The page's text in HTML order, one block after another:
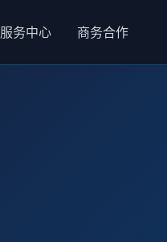
服务中心 商务合作